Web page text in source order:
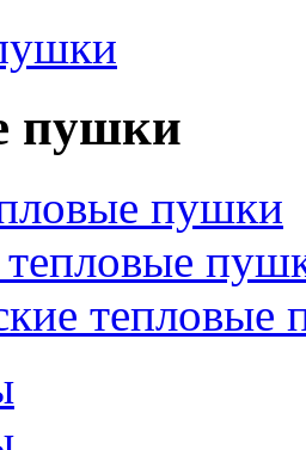
пушки
пушки
тепловые